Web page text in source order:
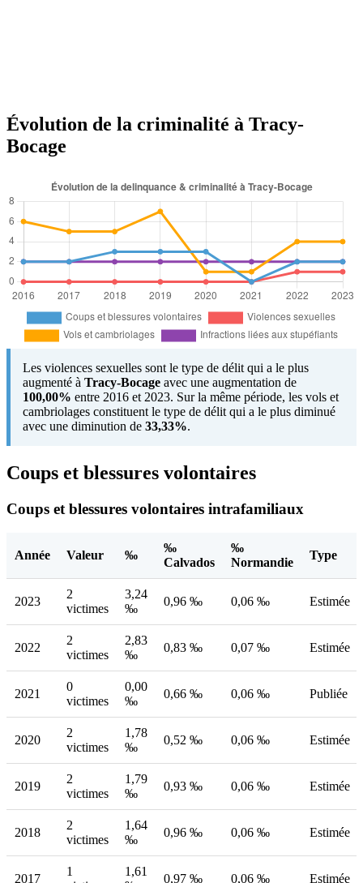
Évolution de la criminalité à Tracy-
Bocage
Les violences sexuelles sont le type de délit qui a le plus
augmenté à Tracy-Bocage avec une augmentation de
100,00% entre 2016 et 2023. Sur la même période, les vols et
cambriolages constituent le type de délit qui a le plus diminué
avec une diminution de 33,33%.
Coups et blessures volontaires
Coups et blessures volontaires intrafamiliaux
Année Valeur ‰
‰
Calvados
‰
Normandie
Type
2023
2
victimes
3,24
‰
0,96 ‰ 0,06 ‰ Estimée
2022
2
victimes
2,83
‰
0,83 ‰ 0,07 ‰ Estimée
2021
0
victimes
0,00
‰
0,66 ‰ 0,06 ‰ Publiée
2020
2
victimes
1,78
‰
0,52 ‰ 0,06 ‰ Estimée
2019
2
victimes
1,79
‰
0,93 ‰ 0,06 ‰ Estimée
2018
2
victimes
1,64
‰
0,96 ‰ 0,06 ‰ Estimée
2017
1
1,61
0,97 ‰ 0,06 ‰ Estimée